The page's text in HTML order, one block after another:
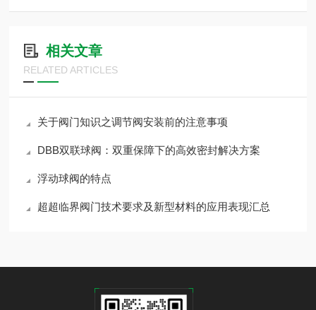
相关文章
RELATED ARTICLES
关于阀门知识之调节阀安装前的注意事项
DBB双联球阀：双重保障下的高效密封解决方案
浮动球阀的特点
超超临界阀门技术要求及新型材料的应用表现汇总